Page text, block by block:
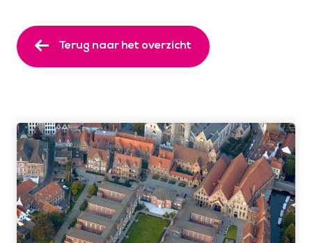
Terug naar het overzicht